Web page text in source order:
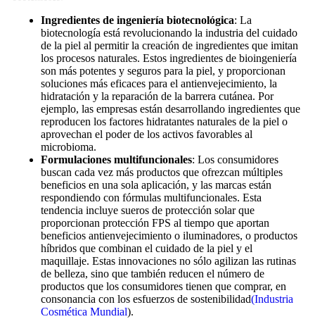
Ingredientes de ingeniería biotecnológica: La
biotecnología está revolucionando la industria del cuidado
de la piel al permitir la creación de ingredientes que imitan
los procesos naturales. Estos ingredientes de bioingeniería
son más potentes y seguros para la piel, y proporcionan
soluciones más eficaces para el antienvejecimiento, la
hidratación y la reparación de la barrera cutánea. Por
ejemplo, las empresas están desarrollando ingredientes que
reproducen los factores hidratantes naturales de la piel o
aprovechan el poder de los activos favorables al
microbioma.
Formulaciones multifuncionales: Los consumidores
buscan cada vez más productos que ofrezcan múltiples
beneficios en una sola aplicación, y las marcas están
respondiendo con fórmulas multifuncionales. Esta
tendencia incluye sueros de protección solar que
proporcionan protección FPS al tiempo que aportan
beneficios antienvejecimiento o iluminadores, o productos
híbridos que combinan el cuidado de la piel y el
maquillaje. Estas innovaciones no sólo agilizan las rutinas
de belleza, sino que también reducen el número de
productos que los consumidores tienen que comprar, en
consonancia con los esfuerzos de sostenibilidad(Industria
Cosmética Mundial).